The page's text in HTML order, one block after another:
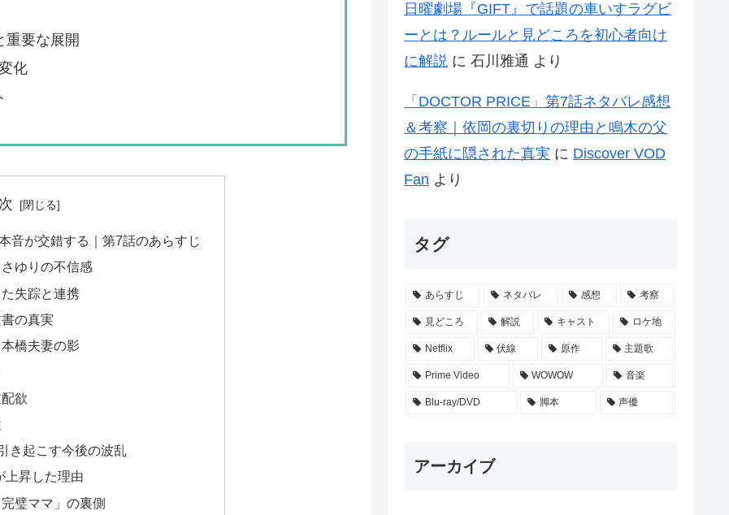
重要な展開
化
音が交錯する｜第7話のあらすじ
ゆりの不信感
失踪と連携
の真実
橋夫妻の影
欲
き起こす今後の波乱
上昇した理由
璧ママ」の裏側
日曜劇場『GIFT』で話題の車いすラグビ
ーとは？ルールと見どころを初心者向け
に解説 に 石川雅通 より
「DOCTOR PRICE」第7話ネタバレ感想
＆考察｜依岡の裏切りの理由と鳴木の父
の手紙に隠された真実 に Discover VOD
Fan より
タグ
あらすじ ネタバレ 感想 考察
見どころ 解説 キャスト ロケ地
Netflix 伏線 原作 主題歌
Prime Video WOWOW 音楽
Blu-ray/DVD 脚本 声優
アーカイブ